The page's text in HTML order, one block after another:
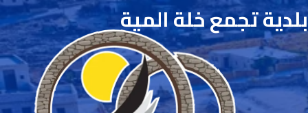
بلدية تجمع خلة المية